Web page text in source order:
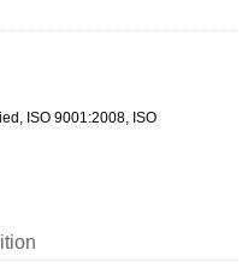
ISO 9001:2008, ISO